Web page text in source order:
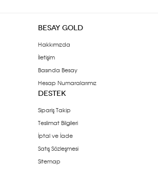
BESAY GOLD
Hakkımızda
İletişim
Basında Besay
Hesap Numaralarımız
DESTEK
Sipariş Takip
Teslimat Bilgileri
İptal ve İade
Satış Sözleşmesi
Sitemap